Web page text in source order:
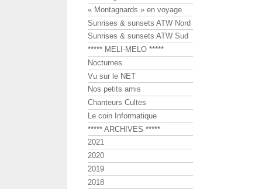
« Montagnards » en voyage
Sunrises & sunsets ATW Nord
Sunrises & sunsets ATW Sud
***** MELI-MELO *****
Nocturnes
Vu sur le NET
Nos petits amis
Chanteurs Cultes
Le coin Informatique
***** ARCHIVES *****
2021
2020
2019
2018